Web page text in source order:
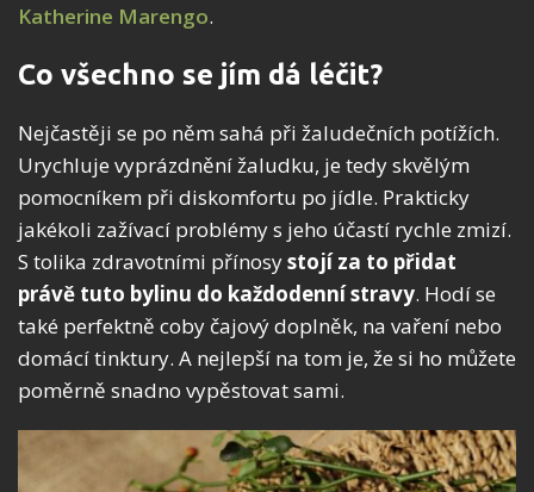
Katherine Marengo.
Co všechno se jím dá léčit?
Nejčastěji se po něm sahá při žaludečních potížích.
Urychluje vyprázdnění žaludku, je tedy skvělým
pomocníkem při diskomfortu po jídle. Prakticky
jakékoli zažívací problémy s jeho účastí rychle zmizí.
S tolika zdravotními přínosystojí za to přidat
právě tuto bylinu do každodenní stravy. Hodí se
také perfektně coby čajový doplněk, na vaření nebo
domácí tinktury. A nejlepší na tom je, že si ho můžete
poměrně snadno vypěstovat sami.